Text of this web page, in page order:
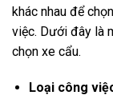
khác nhau để
việc. Dưới đây là
chọn xe cẩu.
Loại công